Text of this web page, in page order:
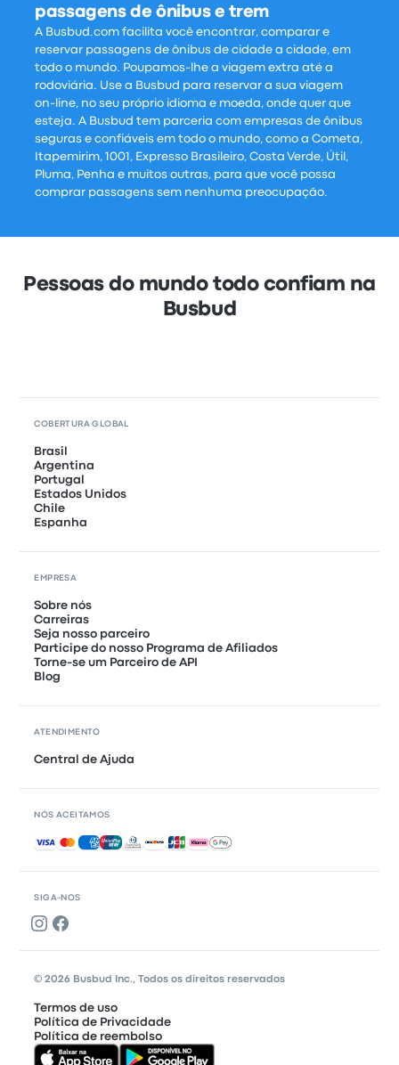
passagens de ônibus e trem
A Busbud.com facilita você encontrar, comparar e
reservar passagens de ônibus de cidade a cidade, em
todo o mundo. Poupamos-lhe a viagem extra até a
rodoviária. Use a Busbud para reservar a sua viagem
on-line, no seu próprio idioma e moeda, onde quer que
esteja. A Busbud tem parceria com ​​empresas de ônibus
seguras e confiáveis em todo o mundo, como a Cometa,
Itapemirim, 1001, Expresso Brasileiro, Costa Verde, Útil,
Pluma, Penha e muitos outras, para que você possa
comprar passagens sem nenhuma preocupação.
Pessoas do mundo todo confiam na
Busbud
SIGA-NOS
COBERTURA GLOBAL
Brasil
Argentina
Portugal
Estados Unidos
Chile
Espanha
EMPRESA
Sobre nós
Carreiras
Seja nosso parceiro
Participe do nosso Programa de Afiliados
Torne-se um Parceiro de API
Blog
ATENDIMENTO
Central de Ajuda
NÓS ACEITAMOS
Pagamentos aceitos
© 2026 Busbud Inc., Todos os direitos reservados
Termos de uso
Política de Privacidade
Política de reembolso